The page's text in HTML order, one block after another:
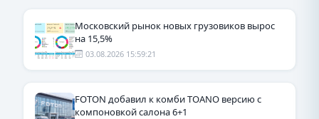
Московский рынок новых грузовиков вырос
на 15,5%
03.08.2026 15:59:21
FOTON добавил к комби TOANO версию с
компоновкой салона 6+1